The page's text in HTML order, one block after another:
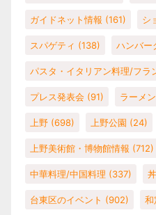
ガイドネット情報 (161) シ
スパゲティ (138) ハンバー
パスタ・イタリアン料理/フラ
プレス発表会 (91) ラーメン
上野 (698) 上野公園 (24)
上野美術館・博物館情報 (712)
中華料理/中国料理 (337)
台東区のイベント (902) 和